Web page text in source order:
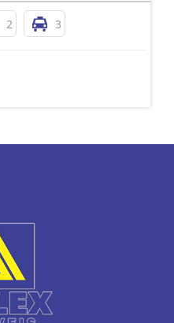
2 3